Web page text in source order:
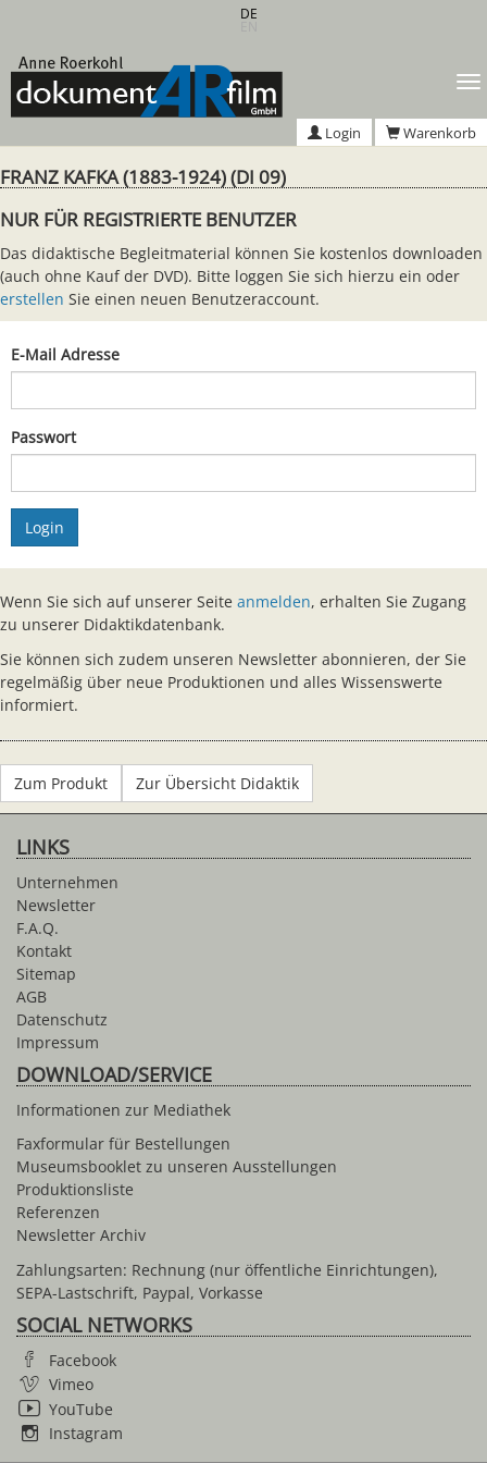
springen
DE
Login Warenkorb
FRANZ KAFKA (1883-1924) (DI 09)
NUR FÜR REGISTRIERTE BENUTZER
Das didaktische Begleitmaterial können Sie kostenlos downloaden
(auch ohne Kauf der DVD). Bitte loggen Sie sich hierzu ein oder
erstellen Sie einen neuen Benutzeraccount.
E-Mail Adresse
Passwort
Login
Wenn Sie sich auf unserer Seite anmelden, erhalten Sie Zugang
zu unserer Didaktikdatenbank.
Sie können sich zudem unseren Newsletter abonnieren, der Sie
regelmäßig über neue Produktionen und alles Wissenswerte
informiert.
Zum Produkt Zur Übersicht Didaktik
LINKS
Unternehmen
Newsletter
F.A.Q.
Kontakt
Sitemap
AGB
Datenschutz
Impressum
DOWNLOAD/SERVICE
Informationen zur Mediathek
Faxformular für Bestellungen
Museumsbooklet zu unseren Ausstellungen
Produktionsliste
Referenzen
Newsletter Archiv
Zahlungsarten: Rechnung (nur öffentliche Einrichtungen),
SEPA-Lastschrift, Paypal, Vorkasse
SOCIAL NETWORKS
Facebook
Vimeo
YouTube
Instagram